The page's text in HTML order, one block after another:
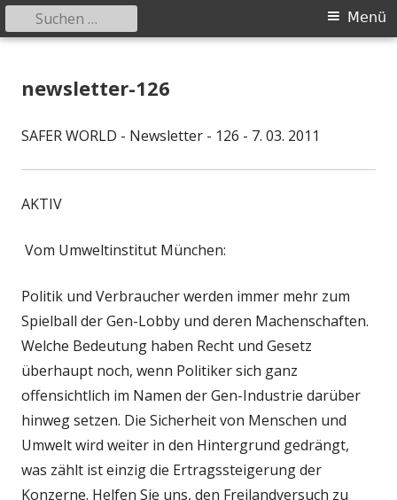
Primäres
Menü
Suchen
nach:
newsletter-126
SAFER WORLD - Newsletter - 126 - 7. 03. 2011
AKTIV
Vom Umweltinstitut München:
Politik und Verbraucher werden immer mehr zum
Spielball der Gen-Lobby und deren Machenschaften.
Welche Bedeutung haben Recht und Gesetz
überhaupt noch, wenn Politiker sich ganz
offensichtlich im Namen der Gen-Industrie darüber
hinweg setzen. Die Sicherheit von Menschen und
Umwelt wird weiter in den Hintergrund gedrängt,
was zählt ist einzig die Ertragssteigerung der
Konzerne. Helfen Sie uns, den Freilandversuch zu